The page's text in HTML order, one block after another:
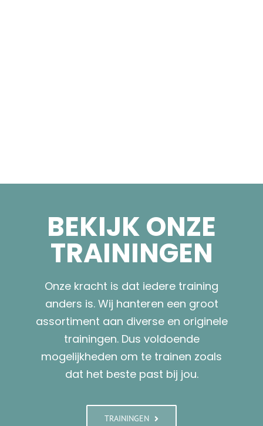
BEKIJK ONZE
TRAININGEN
Onze kracht is dat iedere training
anders is. Wij hanteren een groot
assortiment aan diverse en originele
trainingen. Dus voldoende
mogelijkheden om te trainen zoals
dat het beste past bij jou.
TRAININGEN